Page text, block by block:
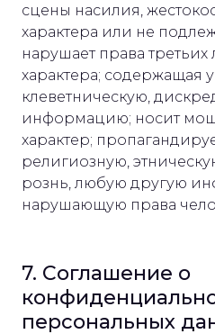
сцены насилия,
характера или не
нарушает права
характера; содержащая
клеветническую,
информацию; носит
характер;
религиозную,
рознь, любую другую
нарушающую права
7. Соглашение о
персональных